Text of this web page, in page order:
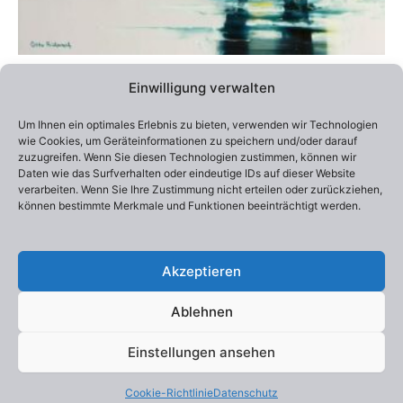
Einwilligung verwalten
Um Ihnen ein optimales Erlebnis zu bieten, verwenden wir Technologien
wie Cookies, um Geräteinformationen zu speichern und/oder darauf
zuzugreifen. Wenn Sie diesen Technologien zustimmen, können wir
Daten wie das Surfverhalten oder eindeutige IDs auf dieser Website
verarbeiten. Wenn Sie Ihre Zustimmung nicht erteilen oder zurückziehen,
können bestimmte Merkmale und Funktionen beeinträchtigt werden.
Akzeptieren
Ablehnen
Einstellungen ansehen
Cookie-RichtlinieDatenschutz
Edition 100
Otto Frühwach „Generation Z“
290,00€–550,00€
Ausführung wählen
Copyright © 2026 Otto Frühwach | Präsentiert von
WordPress-Theme